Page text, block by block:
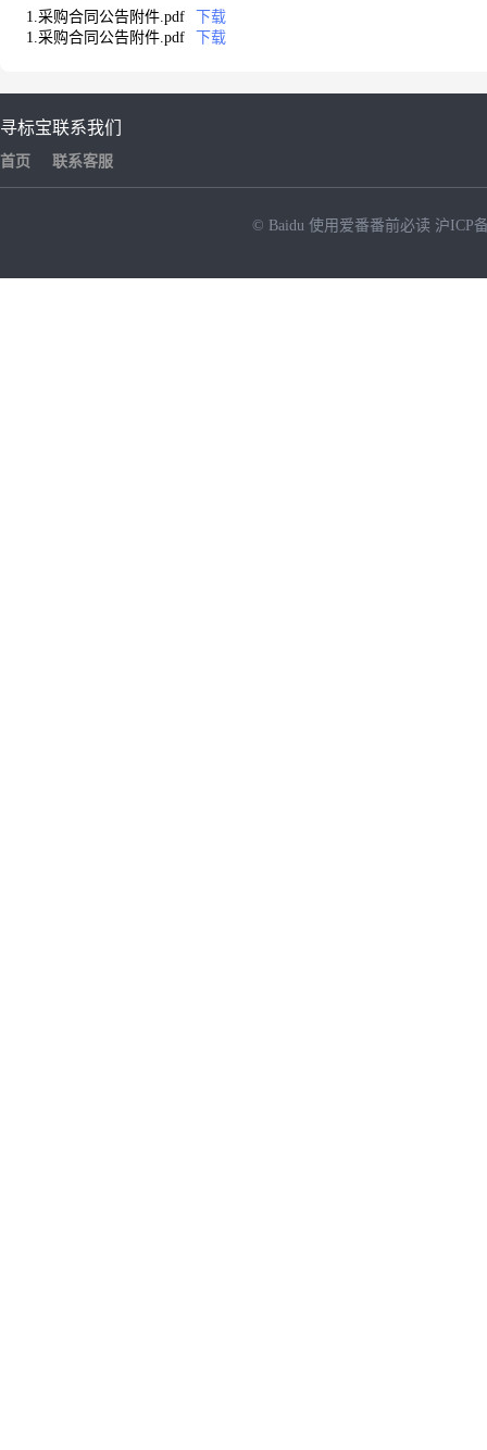
1.采购合同公告附件.pdf
下载
1.采购合同公告附件.pdf
下载
寻标宝
首页
联系我们
联系客服
© Baidu 使用爱番番前必读 沪ICP